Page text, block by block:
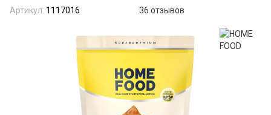
Артикул: 1117016 36 отзывов